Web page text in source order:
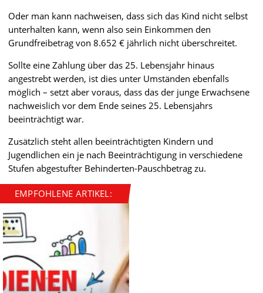
Oder man kann nachweisen, dass sich das Kind nicht selbst
unterhalten kann, wenn also sein Einkommen den
Grundfreibetrag von 8.652 € jährlich nicht überschreitet.
Sollte eine Zahlung über das 25. Lebensjahr hinaus
angestrebt werden, ist dies unter Umständen ebenfalls
möglich – setzt aber voraus, dass das der junge Erwachsene
nachweislich vor dem Ende seines 25. Lebensjahrs
beeinträchtigt war.
Zusätzlich steht allen beeinträchtigten Kindern und
Jugendlichen ein je nach Beeinträchtigung in verschiedene
Stufen abgestufter Behinderten-Pauschbetrag zu.
EMPFOHLENE ARTIKEL: